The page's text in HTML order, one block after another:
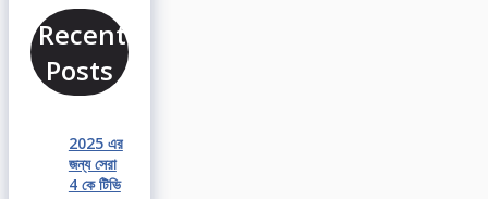
Recent
Posts
2025 এর
জন্য সেরা
4 কে টিভি